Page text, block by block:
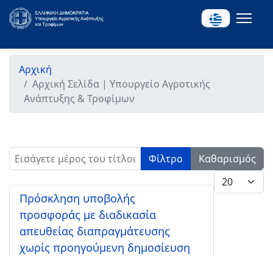
Αρχική
Αρχική Σελίδα | Υπουργείο Αγροτικής
Ανάπτυξης & Τροφίμων
Εισάγετε μέρος του τίτλου. Φίλτρο
Καθαρισμός
Εμφάνιση #
Πρόσκληση υποβολής
προσφοράς με διαδικασία
απευθείας διαπραγμάτευσης
χωρίς προηγούμενη δημοσίευση